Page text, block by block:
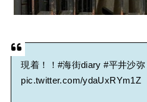
現着！！ #海街diary #平井沙弥
pic.twitter.com/ydaUxRYm1Z